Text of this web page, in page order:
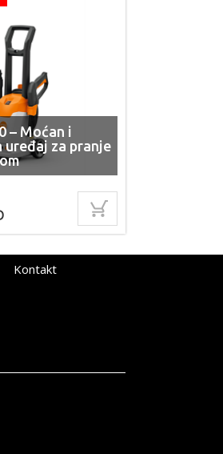
– Moćan i
uređaj za pranje
Kontakt